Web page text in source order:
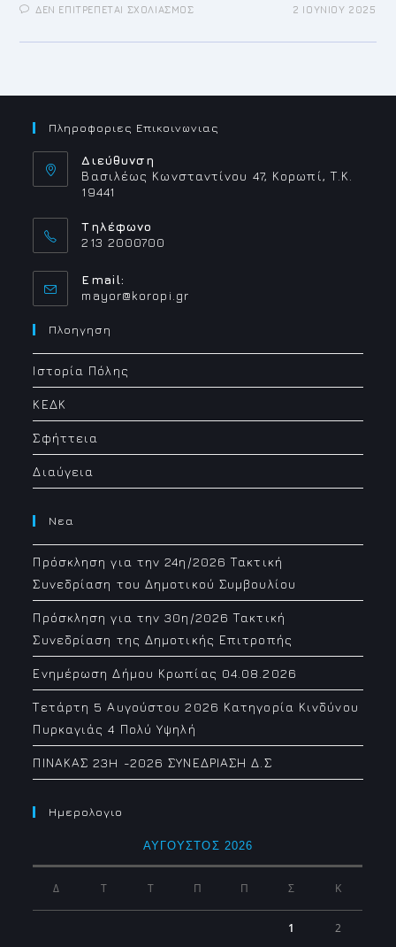
ΔΕΝ ΕΠΙΤΡΈΠΕΤΑΙ ΣΧΟΛΙΑΣΜΌΣΣΤΟ 2 ΙΟΥΝΊΟΥ 2025
Πληροφοριες Επικοινωνιας
Διεύθυνση
Βασιλέως Κωνσταντίνου 47, Κορωπί, Τ.Κ.
19441
Τηλέφωνο
213 2000700
Email:
mayor@koropi.grOpens
Πλοηγηση
Ιστορία Πόλης
ΚΕΔΚ
Σφήττεια
Διαύγεια
Νεα
Πρόσκληση για την 24η/2026 Τακτική
Συνεδρίαση του Δημοτικού Συμβουλίου
Πρόσκληση για την 30η/2026 Τακτική
Συνεδρίαση της Δημοτικής Επιτροπής
Ενημέρωση Δήμου Κρωπίας 04.08.2026
Τετάρτη 5 Αυγούστου 2026 Κατηγορία Κινδύνου
Πυρκαγιάς 4 Πολύ Υψηλή
ΠΙΝΑΚΑΣ 23H -2026 ΣΥΝΕΔΡΙΑΣΗ Δ.Σ
Ημερολογιο
ΑΎΓΟΥΣΤΟΣ 2026
Δ Τ Τ Π Π Σ Κ
1 2